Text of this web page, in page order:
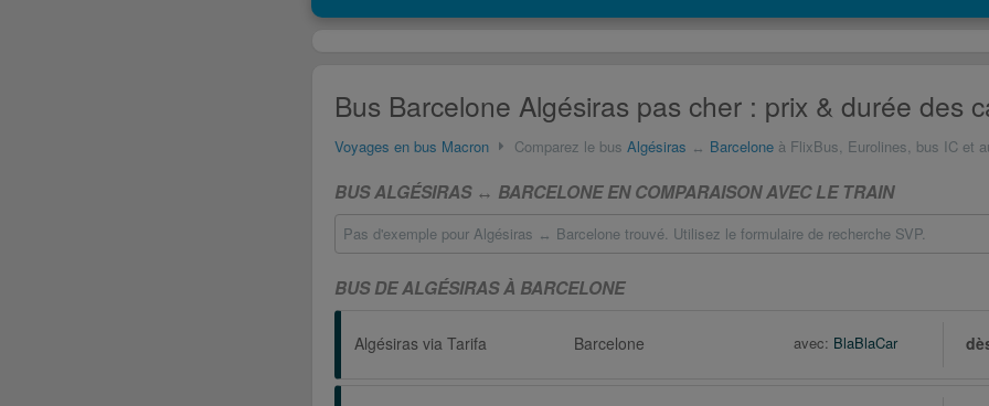
Bus Barcelone Algésiras pas cher : prix & durée des
Voyages en bus Macron Comparez le bus Algésiras ↔ Barcelone à FlixBus, Eurolines, bus IC et
BUS ALGÉSIRAS ↔ BARCELONE EN COMPARAISON AVEC LE TRAIN
Pas d'exemple pour Algésiras ↔ Barcelone trouvé. Utilisez le formulaire de recherche SVP.
BUS DE ALGÉSIRAS À BARCELONE
Algésiras via Tarifa Barcelone avec: BlaBlaCar